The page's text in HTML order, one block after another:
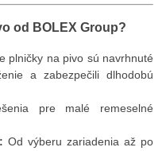
od BOLEX Group?
plničky na pivo sú navrhnuté
a zabezpečili dlhodobú
pre malé remeselné
Od výberu zariadenia až po